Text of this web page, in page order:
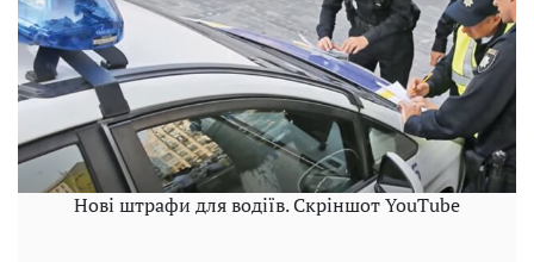
Нові штрафи для водіїв. Скріншот YouTube